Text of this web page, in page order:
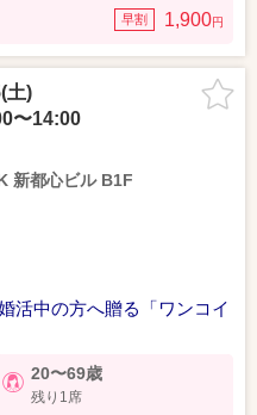
早割 1,900円
土)
〜14:00
新都心ビル B1F
活中の方へ贈る「ワンコイ
20〜69歳
残り1席